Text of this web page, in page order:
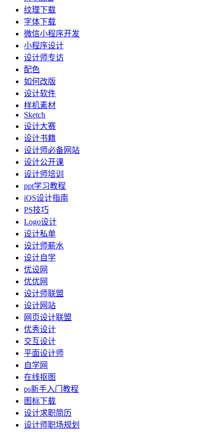
纹理下载
字体下载
微信小程序开发
小程序设计
设计师专访
配色
如何改版
设计软件
样机素材
Sketch
设计大赛
设计书籍
设计师必备网站
设计公开课
设计师培训
ppt学习教程
iOS设计指南
PS技巧
Logo设计
设计私单
设计师薪水
设计自学
优设网
优优网
设计师联盟
设计网站
网页设计联盟
优秀设计
交互设计
平面设计师
自学网
在线抠图
ps新手入门教程
图标下载
设计求职简历
设计师职场规划